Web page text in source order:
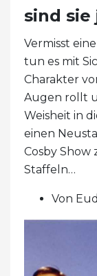
sind sie
Vermisst
tun es mit
Charakter
Augen rollt
Weisheit in
einen
Cosby Show
Staffeln…
Von